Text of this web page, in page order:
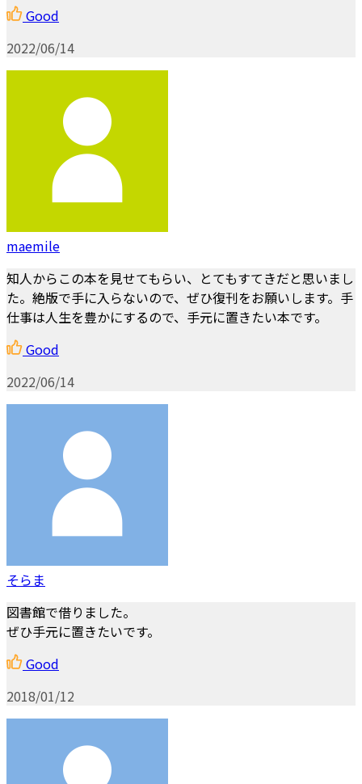
Good
2022/06/14
maemile
知人からこの本を見せてもらい、とてもすてきだと思いまし
た。絶版で手に入らないので、ぜひ復刊をお願いします。手
仕事は人生を豊かにするので、手元に置きたい本です。
Good
2022/06/14
そらま
図書館で借りました。
ぜひ手元に置きたいです。
Good
2018/01/12